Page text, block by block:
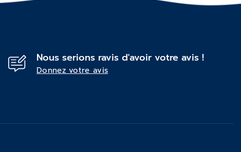
Nous serions ravis d'avoir votre avis !
Donnez votre avis